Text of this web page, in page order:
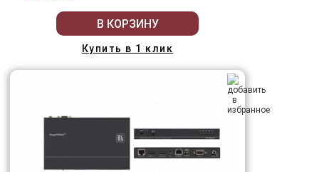
В КОРЗИНУ
Купить в 1 клик